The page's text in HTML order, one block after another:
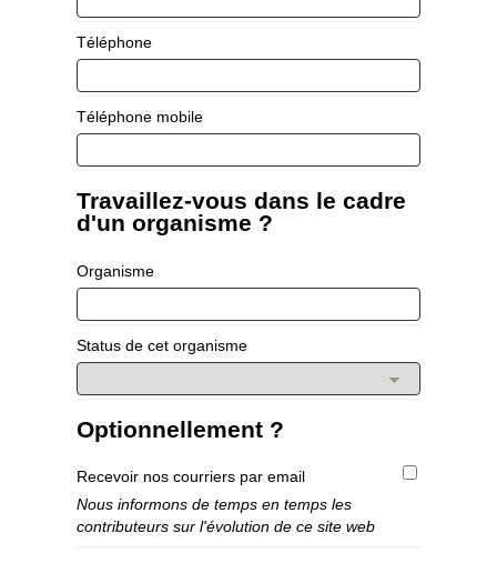
Téléphone
Téléphone mobile
Travaillez-vous dans le cadre
d'un organisme ?
Organisme
Status de cet organisme
Optionnellement ?
Recevoir nos courriers par email
Nous informons de temps en temps les
contributeurs sur l'évolution de ce site web